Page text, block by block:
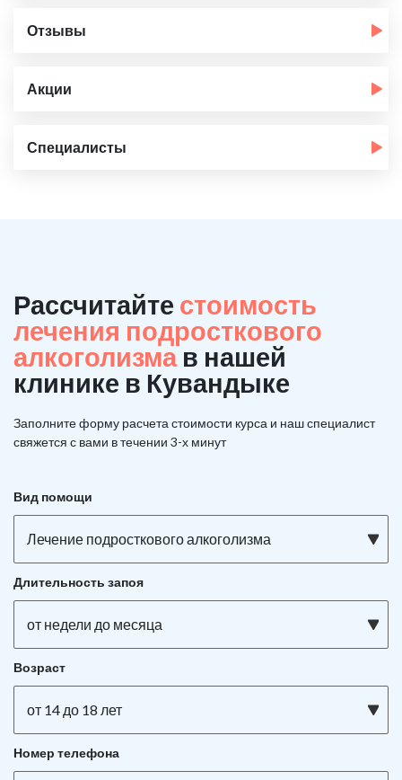
Отзывы
Акции
Специалисты
Рассчитайте стоимость
лечения подросткового
алкоголизмав нашей
клинике в Кувандыке
Заполните форму расчета стоимости курса и наш специалист
свяжется с вами в течении 3-х минут
Вид помощи
Лечение подросткового алкоголизма
Длительность запоя
от недели до месяца
Возраст
от 14 до 18 лет
Номер телефона